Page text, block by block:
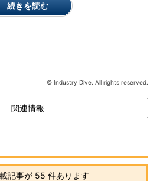
続きを読む
© Industry Dive. All rights reserved.
関連情報
記事が 55 件あります